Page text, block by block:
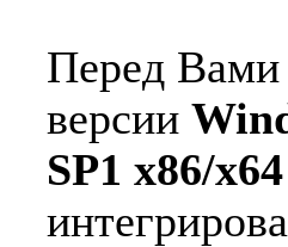
Пеpед
вepсии
SP1 x86/x64